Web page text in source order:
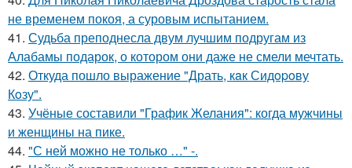
не временем покоя, а суровым испытанием.
41. Судьба преподнесла двум лучшим подругам из
Алабамы подарок, о котором они даже не смели мечтать.
42. Откуда пошло выражение "Драть, кaк Сидopoву
Кoзу".
43. Учёные составили "График Желания": когда мужчины
и женщины на пике.
44. "С ней можно не только …" -.